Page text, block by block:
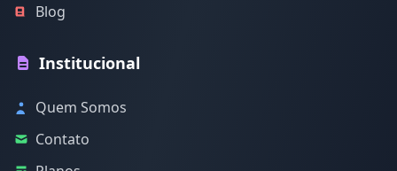
Blog
Institucional
Quem Somos
Contato